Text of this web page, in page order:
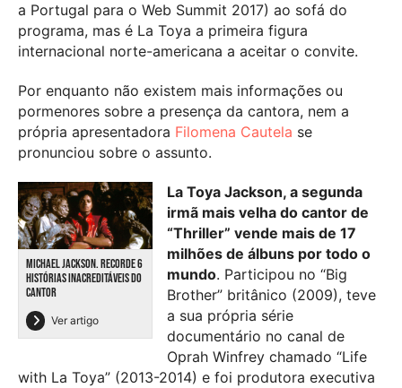
a Portugal para o Web Summit 2017) ao sofá do
programa, mas é La Toya a primeira figura
internacional norte-americana a aceitar o convite.
Por enquanto não existem mais informações ou
pormenores sobre a presença da cantora, nem a
própria apresentadora Filomena Cautela se
pronunciou sobre o assunto.
MICHAEL JACKSON. RECORDE 6
HISTÓRIAS INACREDITÁVEIS DO
CANTOR
Ver artigo
La Toya Jackson, a segunda
irmã mais velha do cantor de
“Thriller” vende mais de 17
milhões de álbuns por todo o
mundo. Participou no “Big
Brother” britânico (2009), teve
a sua própria série
documentário no canal de
Oprah Winfrey chamado “Life
with La Toya” (2013-2014) e foi produtora executiva